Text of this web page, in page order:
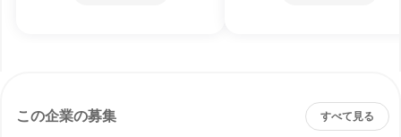
この企業の募集 すべて見る